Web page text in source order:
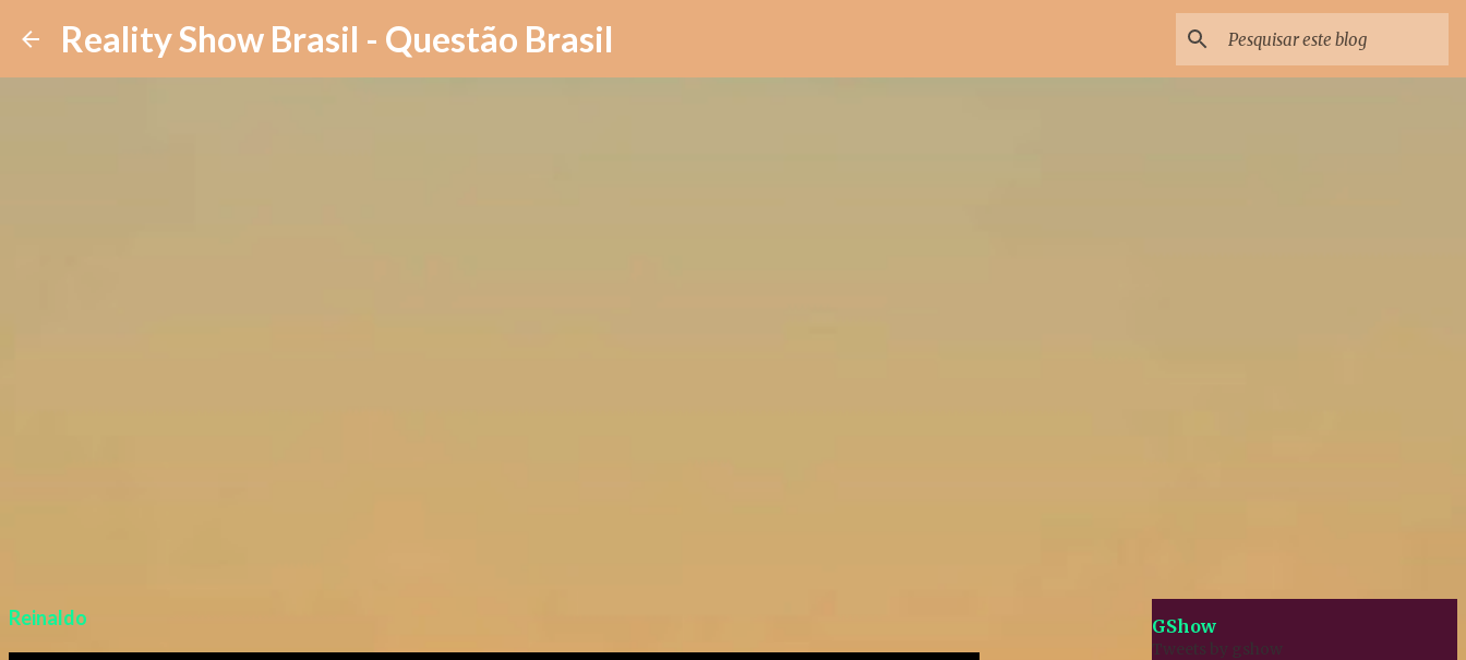
Reality Show Brasil - Questão Brasil
Reinaldo GShow
Tweets by gshow